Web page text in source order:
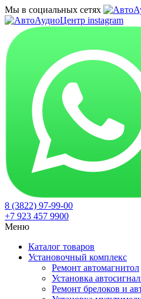
Мы в социальных сетях
8 (3822) 97-99-00
+7 923 457 9900
Меню
Каталог товаров
Установочный комплекс
Ремонт автомагнитол
Установка
Ремонт брелоков и